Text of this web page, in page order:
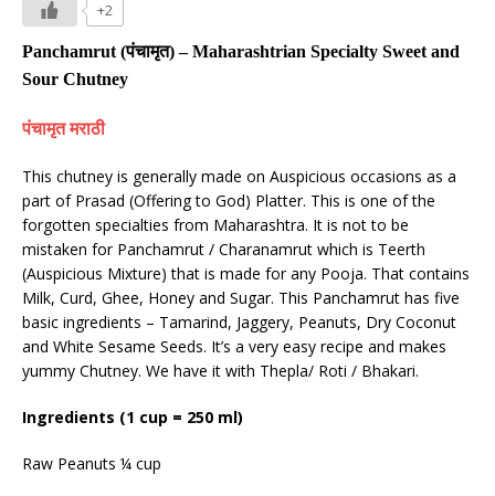
+2
Panchamrut (पंचामृत)– Maharashtrian Specialty Sweet and
Sour Chutney
पंचामृत मराठी
This chutney is generally made on Auspicious occasions as a
part of Prasad (Offering to God) Platter. This is one of the
forgotten specialties from Maharashtra. It is not to be
mistaken for Panchamrut / Charanamrut which is Teerth
(Auspicious Mixture) that is made for any Pooja. That contains
Milk, Curd, Ghee, Honey and Sugar. This Panchamrut has five
basic ingredients – Tamarind, Jaggery, Peanuts, Dry Coconut
and White Sesame Seeds. It’s a very easy recipe and makes
yummy Chutney. We have it with Thepla/ Roti / Bhakari.
Ingredients (1 cup = 250 ml)
Raw Peanuts ¼ cup